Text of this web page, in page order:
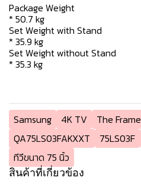
Package Weight
* 50.7 kg
Set Weight with Stand
* 35.9 kg
Set Weight without Stand
* 35.3 kg
Samsung 4K TV The Frame
QA75LS03FAKXXT
75LS03F
ทีวีขนาด 75 นิ้ว
สินค้าที่เกี่ยวข้อง